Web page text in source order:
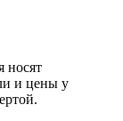
носят
и цены у